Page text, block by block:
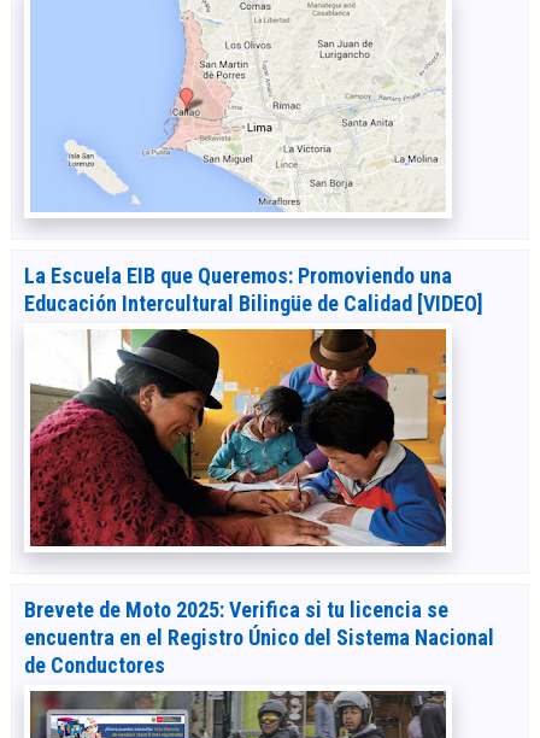
La Escuela EIB que Queremos: Promoviendo una
Educación Intercultural Bilingüe de Calidad [VIDEO]
Brevete de Moto 2025: Verifica si tu licencia se
encuentra en el Registro Único del Sistema Nacional
de Conductores